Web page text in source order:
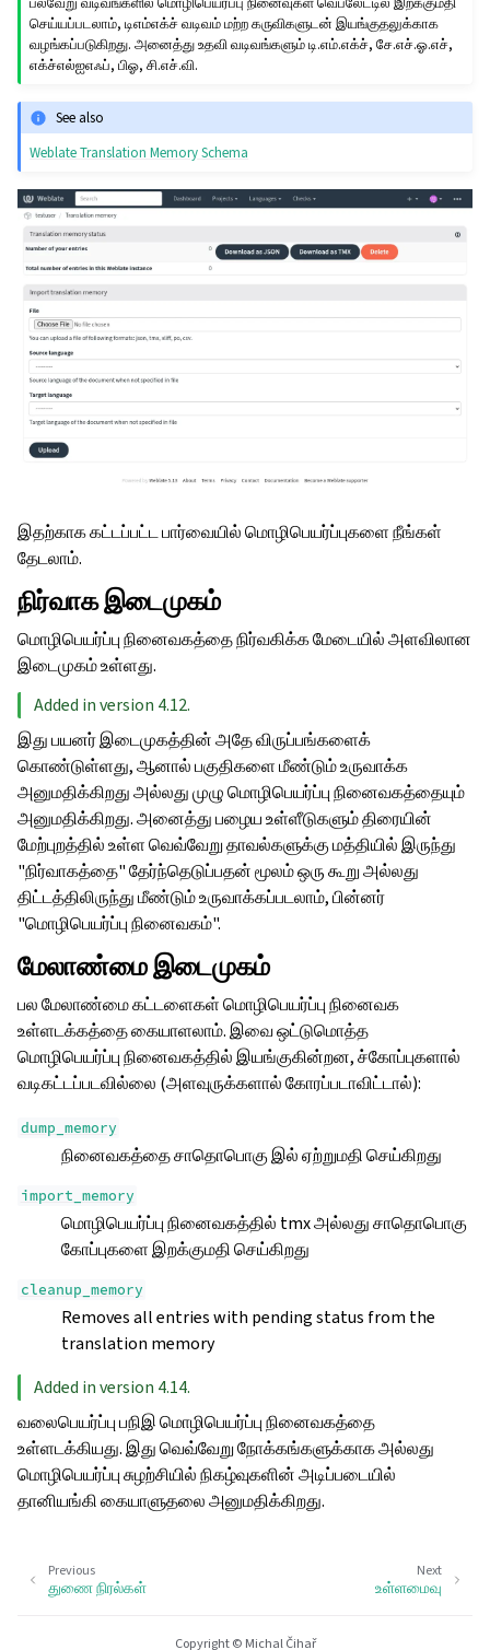
செய்யப்படலாம், டிஎம்எக்ச் வடிவம் மற்ற கருவிகளுடன் இயங்குதலுக்காக
வழங்கப்படுகிறது. அனைத்து உதவி வடிவங்களும் டி.எம்.எக்ச், சே.எச்.ஓ.எச்,
எக்ச்எல்ஐஎஃப், பிஓ, சி.எச்.வி.
See also
Weblate Translation Memory Schema
இதற்காக கட்டப்பட்ட பார்வையில் மொழிபெயர்ப்புகளை நீங்கள்
தேடலாம்.
நிர்வாக இடைமுகம்
மொழிபெயர்ப்பு நினைவகத்தை நிர்வகிக்க மேடையில் அளவிலான
இடைமுகம் உள்ளது.
Added in version 4.12.
இது பயனர் இடைமுகத்தின் அதே விருப்பங்களைக்
கொண்டுள்ளது, ஆனால் பகுதிகளை மீண்டும் உருவாக்க
அனுமதிக்கிறது அல்லது முழு மொழிபெயர்ப்பு நினைவகத்தையும்
அனுமதிக்கிறது. அனைத்து பழைய உள்ளீடுகளும் திரையின்
மேற்புறத்தில் உள்ள வெவ்வேறு தாவல்களுக்கு மத்தியில் இருந்து
"நிர்வாகத்தை" தேர்ந்தெடுப்பதன் மூலம் ஒரு கூறு அல்லது
திட்டத்திலிருந்து மீண்டும் உருவாக்கப்படலாம், பின்னர்
"மொழிபெயர்ப்பு நினைவகம்".
மேலாண்மை இடைமுகம்
பல மேலாண்மை கட்டளைகள் மொழிபெயர்ப்பு நினைவக
உள்ளடக்கத்தை கையாளலாம். இவை ஒட்டுமொத்த
மொழிபெயர்ப்பு நினைவகத்தில் இயங்குகின்றன, ச்கோப்புகளால்
வடிகட்டப்படவில்லை (அளவுருக்களால் கோரப்படாவிட்டால்):
dump_memory
நினைவகத்தை சாதொபொகு இல் ஏற்றுமதி செய்கிறது
import_memory
மொழிபெயர்ப்பு நினைவகத்தில் tmx அல்லது சாதொபொகு
கோப்புகளை இறக்குமதி செய்கிறது
cleanup_memory
Removes all entries with pending status from the
translation memory
Added in version 4.14.
வலைபெயர்ப்பு பநிஇ மொழிபெயர்ப்பு நினைவகத்தை
உள்ளடக்கியது. இது வெவ்வேறு நோக்கங்களுக்காக அல்லது
மொழிபெயர்ப்பு சுழற்சியில் நிகழ்வுகளின் அடிப்படையில்
தானியங்கி கையாளுதலை அனுமதிக்கிறது.
Next
உள்ளமைவு
Previous
துணை நிரல்கள்
Copyright © Michal Čihař